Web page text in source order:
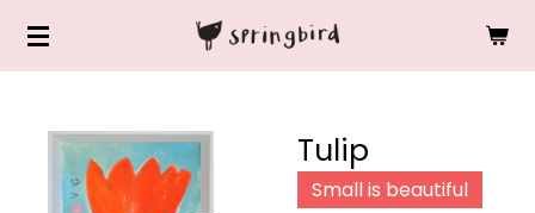
Ga
hoofdinhoud
Tulip
Small is beautiful